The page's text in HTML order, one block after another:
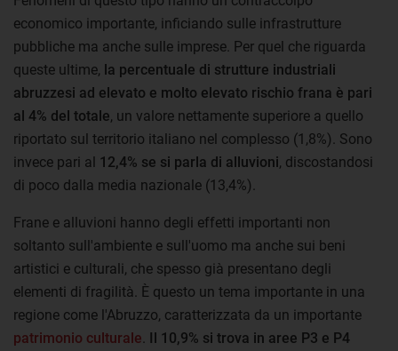
economico importante, inficiando sulle infrastrutture
pubbliche ma anche sulle imprese. Per quel che riguarda
queste ultime, la percentuale di strutture industriali
abruzzesi ad elevato e molto elevato rischio frana è pari
al 4% del totale, un valore nettamente superiore a quello
riportato sul territorio italiano nel complesso (1,8%). Sono
invece pari al 12,4% se si parla di alluvioni, discostandosi
di poco dalla media nazionale (13,4%).
Frane e alluvioni hanno degli effetti importanti non
soltanto sull'ambiente e sull'uomo ma anche sui beni
artistici e culturali, che spesso già presentano degli
elementi di fragilità. È questo un tema importante in una
regione come l'Abruzzo, caratterizzata da un importante
patrimonio culturale. Il 10,9% si trova in aree P3 e P4